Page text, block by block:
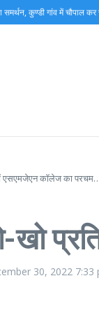
कुण्डी गांव में चौपाल कर
में एसएमजेएन कॉलेज का
खो
30, 2022 7:33